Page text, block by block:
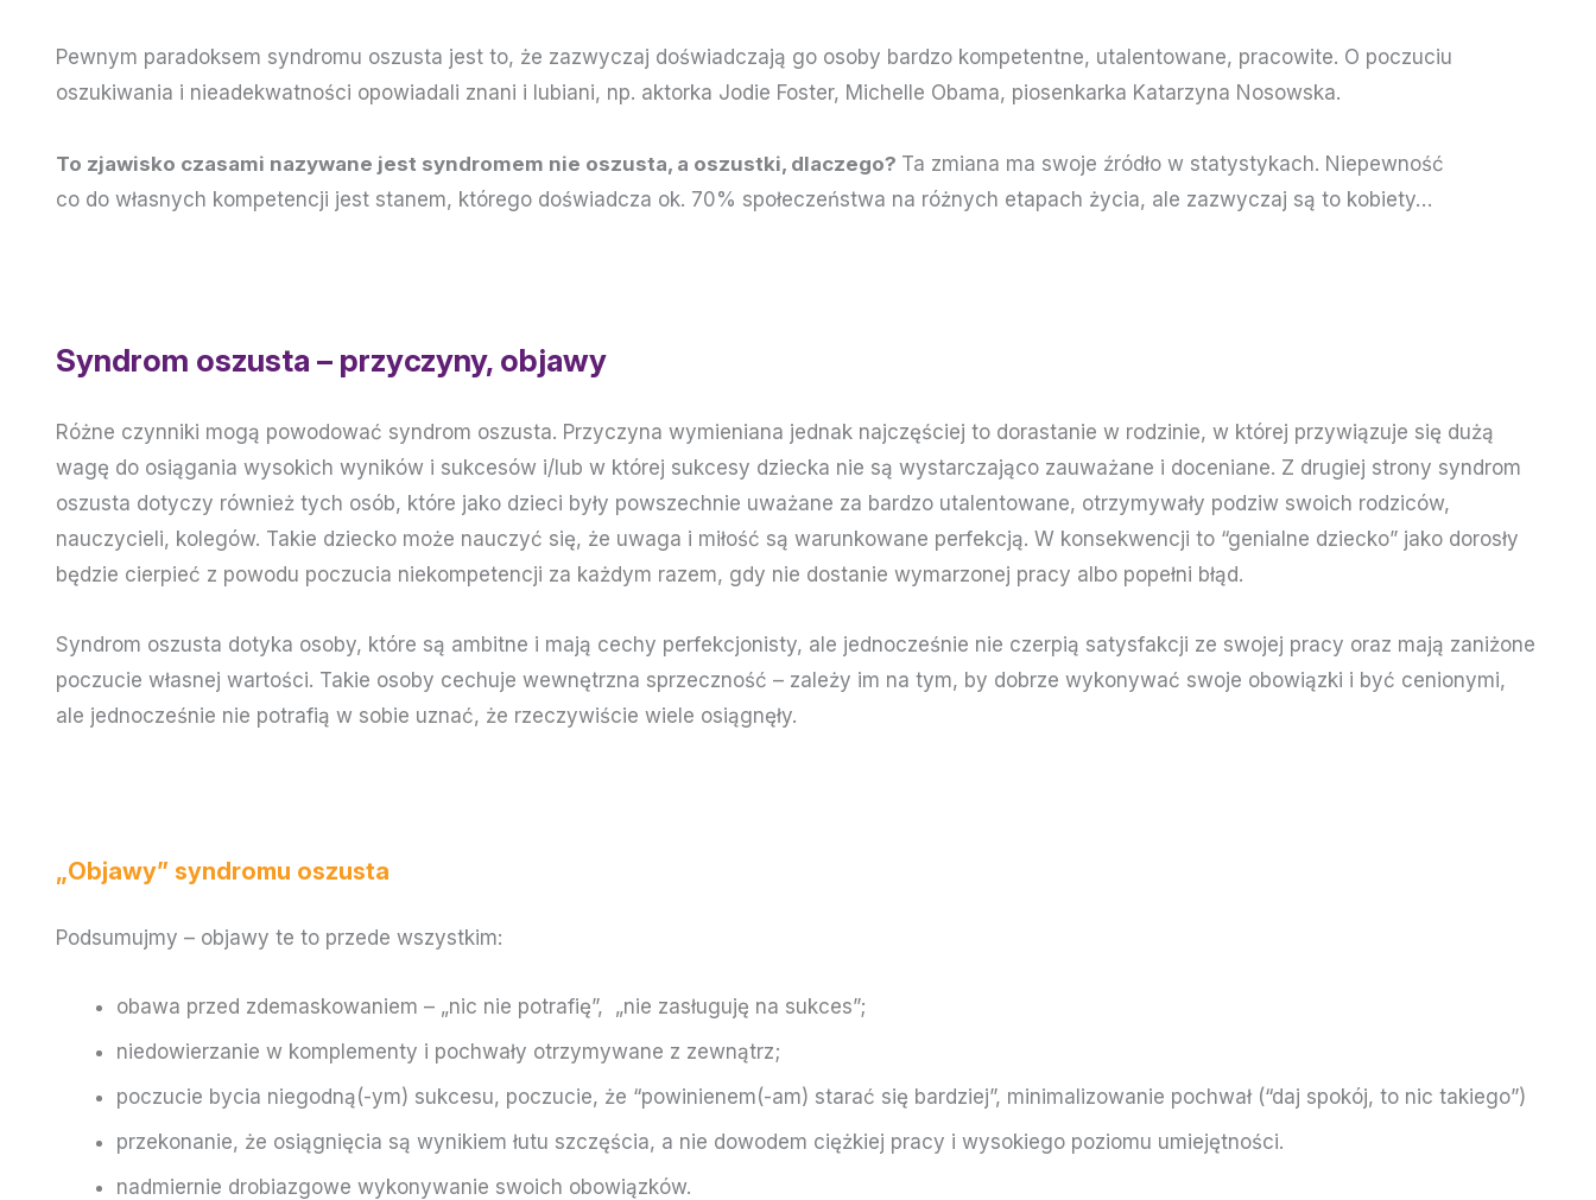
Pewnym paradoksem syndromu oszusta jest to, że zazwyczaj doświadczają go osoby bardzo kompetentne, utalentowane, pracowite. O poczuciu
oszukiwania i nieadekwatności opowiadali znani i lubiani, np. aktorka Jodie Foster, Michelle Obama, piosenkarka Katarzyna Nosowska.
To zjawisko czasami nazywane jest syndromem nie oszusta, a oszustki, dlaczego? Ta zmiana ma swoje źródło w statystykach. Niepewność
co do własnych kompetencji jest stanem, którego doświadcza ok. 70% społeczeństwa na różnych etapach życia, ale zazwyczaj są to kobiety…
Syndrom oszusta – przyczyny, objawy
Różne czynniki mogą powodować syndrom oszusta. Przyczyna wymieniana jednak najczęściej to dorastanie w rodzinie, w której przywiązuje się dużą
wagę do osiągania wysokich wyników i sukcesów i/lub w której sukcesy dziecka nie są wystarczająco zauważane i doceniane. Z drugiej strony syndrom
oszusta dotyczy również tych osób, które jako dzieci były powszechnie uważane za bardzo utalentowane, otrzymywały podziw swoich rodziców,
nauczycieli, kolegów. Takie dziecko może nauczyć się, że uwaga i miłość są warunkowane perfekcją. W konsekwencji to “genialne dziecko” jako dorosły
będzie cierpieć z powodu poczucia niekompetencji za każdym razem, gdy nie dostanie wymarzonej pracy albo popełni błąd.
Syndrom oszusta dotyka osoby, które są ambitne i mają cechy perfekcjonisty, ale jednocześnie nie czerpią satysfakcji ze swojej pracy oraz mają zaniżone
poczucie własnej wartości. Takie osoby cechuje wewnętrzna sprzeczność – zależy im na tym, by dobrze wykonywać swoje obowiązki i być cenionymi,
ale jednocześnie nie potrafią w sobie uznać, że rzeczywiście wiele osiągnęły.
„Objawy” syndromu oszusta
Podsumujmy – objawy te to przede wszystkim:
obawa przed zdemaskowaniem – „nic nie potrafię”, „nie zasługuję na sukces”;
niedowierzanie w komplementy i pochwały otrzymywane z zewnątrz;
poczucie bycia niegodną(-ym) sukcesu, poczucie, że “powinienem(-am) starać się bardziej”, minimalizowanie pochwał (“daj spokój, to nic takiego”)
przekonanie, że osiągnięcia są wynikiem łutu szczęścia, a nie dowodem ciężkiej pracy i wysokiego poziomu umiejętności.
nadmiernie drobiazgowe wykonywanie swoich obowiązków.